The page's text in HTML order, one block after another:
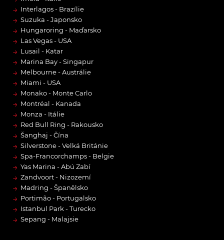
→ Interlagos - Brazílie
→ Suzuka - Japonsko
→ Hungaroring - Maďarsko
→ Las Vegas - USA
→ Lusail - Katar
→ Marina Bay - Singapur
→ Melbourne - Austrálie
→ Miami - USA
→ Monako - Monte Carlo
→ Montréal - Kanada
→ Monza - Itálie
→ Red Bull Ring - Rakousko
→ Šanghaj - Čína
→ Silverstone - Velká Británie
→ Spa-Francorchamps - Belgie
→ Yas Marina - Abú Zabí
→ Zandvoort - Nizozemí
→ Madring - Španělsko
→ Portimão - Portugalsko
→ Istanbul Park - Turecko
→ Sepang - Malajsie